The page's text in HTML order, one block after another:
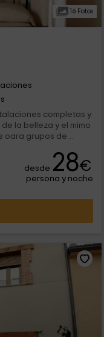
16 Fotos
completas y
la belleza y el mimo
oara grupos de
de una pisicna
conexión a internet.
desde 28€
persona y noche